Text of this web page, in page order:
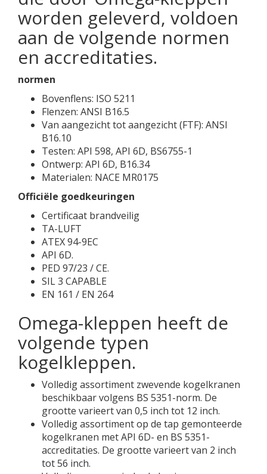
worden geleverd, voldoen
aan de volgende normen
en accreditaties.
normen
Bovenflens: ISO 5211
Flenzen: ANSI B16.5
Van aangezicht tot aangezicht (FTF): ANSI
B16.10
Testen: API 598, API 6D, BS6755-1
Ontwerp: API 6D, B16.34
Materialen: NACE MR0175
Officiële goedkeuringen
Certificaat brandveilig
TA-LUFT
ATEX 94-9EC
API 6D.
PED 97/23 / CE.
SIL 3 CAPABLE
EN 161 / EN 264
Omega-kleppen heeft de
volgende typen
kogelkleppen.
Volledig assortiment zwevende kogelkranen
beschikbaar volgens BS 5351-norm. De
grootte varieert van 0,5 inch tot 12 inch.
Volledig assortiment op de tap gemonteerde
kogelkranen met API 6D- en BS 5351-
accreditaties. De grootte varieert van 2 inch
tot 56 inch.